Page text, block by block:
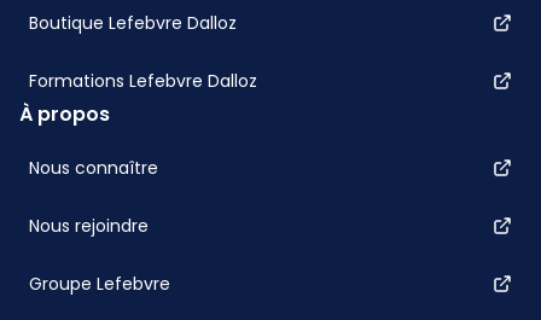
Boutique Lefebvre Dalloz
Formations Lefebvre Dalloz
À propos
Nous connaître
Nous rejoindre
Groupe Lefebvre